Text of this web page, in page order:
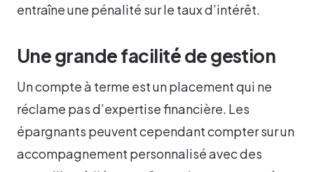
entraîne une pénalité sur le taux d’intérêt.
Une grande facilité de gestion
Un compte à terme est un placement qui ne
réclame pas d’expertise financière. Les
épargnants peuvent cependant compter sur un
accompagnement personnalisé avec des